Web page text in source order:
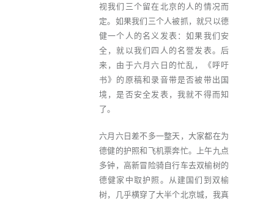
视我们三个留在北京的人的情况而
定。如果我们三个人被抓，就只以德
健一个人的名义发表：如果我们安
全，就以我们四人的名誉发表。后
来，由于六月六日的忙乱，《呼吁
书》的原稿和录音带是否被带出国
境，是否安全发表，我就不得而知
了。
六月六日差不多一整天，大家都在为
德健的护照和飞机票奔忙。上午九点
多钟，高新冒险骑自行车去双榆树的
德健家中取护照。从建国们到双榆
树，几乎横穿了大半个北京城，我真